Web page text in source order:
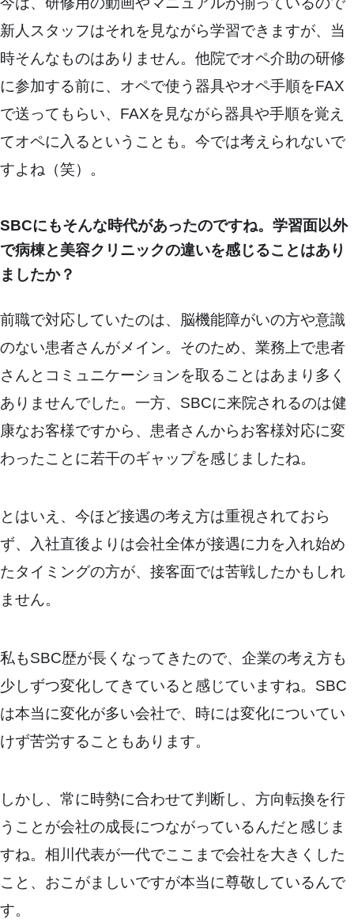
新人スタッフはそれを見ながら学習できますが、当
時そんなものはありません。他院でオペ介助の研修
に参加する前に、オペで使う器具やオペ手順をFAX
で送ってもらい、FAXを見ながら器具や手順を覚え
てオペに入るということも。今では考えられないで
すよね（笑）。
SBCにもそんな時代があったのですね。学習面以外
で病棟と美容クリニックの違いを感じることはあり
ましたか？
前職で対応していたのは、脳機能障がいの方や意識
のない患者さんがメイン。そのため、業務上で患者
さんとコミュニケーションを取ることはあまり多く
ありませんでした。一方、SBCに来院されるのは健
康なお客様ですから、患者さんからお客様対応に変
わったことに若干のギャップを感じましたね。
とはいえ、今ほど接遇の考え方は重視されておら
ず、入社直後よりは会社全体が接遇に力を入れ始め
たタイミングの方が、接客面では苦戦したかもしれ
ません。
私もSBC歴が長くなってきたので、企業の考え方も
少しずつ変化してきていると感じていますね。SBC
は本当に変化が多い会社で、時には変化についてい
けず苦労することもあります。
しかし、常に時勢に合わせて判断し、方向転換を行
うことが会社の成長につながっているんだと感じま
すね。相川代表が一代でここまで会社を大きくした
こと、おこがましいですが本当に尊敬しているんで
す。